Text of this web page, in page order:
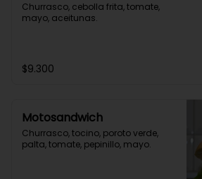
Churrasco, cebolla frita, tomate,
mayo, aceitunas.
$9.300
Motosandwich
Churrasco, tocino, poroto verde,
palta, tomate, pepinillo, mayo.